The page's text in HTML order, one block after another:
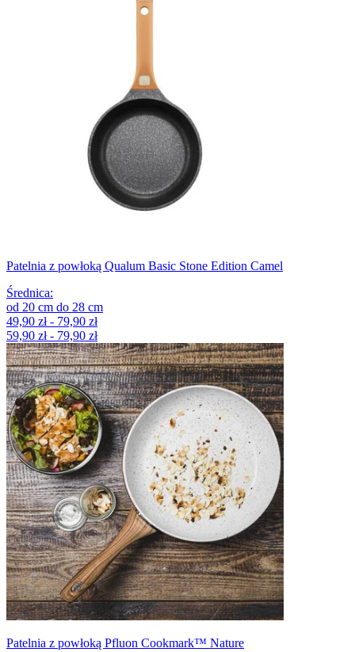
Patelnia z powłoką Qualum Basic Stone Edition Camel
Średnica:
od 20 cm do 28 cm
49,90 zł - 79,90 zł
59,90 zł - 79,90 zł
Patelnia z powłoką Pfluon Cookmark™ Nature